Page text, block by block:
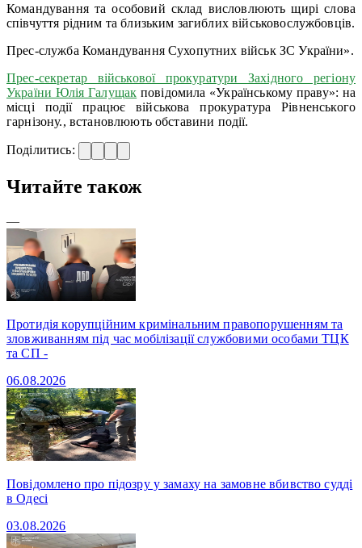
Командування та особовий склад висловлюють щирі слова
співчуття рідним та близьким загиблих військовослужбовців.
Прес-служба Командування Сухопутних військ ЗС України».
Прес-секретар військової прокуратури Західного регіону
України Юлія Галущак повідомила «Українському праву»: на
місці події працює військова прокуратура Рівненського
гарнізону., встановлюють обставини події.
Поділитись:
Читайте також
—
Протидія корупційним кримінальним правопорушенням та
зловживанням під час мобілізації службовими особами ТЦК
та СП -
06.08.2026
Повідомлено про підозру у замаху на замовне вбивство судді
в Одесі
03.08.2026